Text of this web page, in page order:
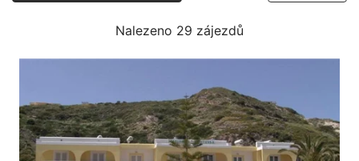
Nalezeno 29 zájezdů